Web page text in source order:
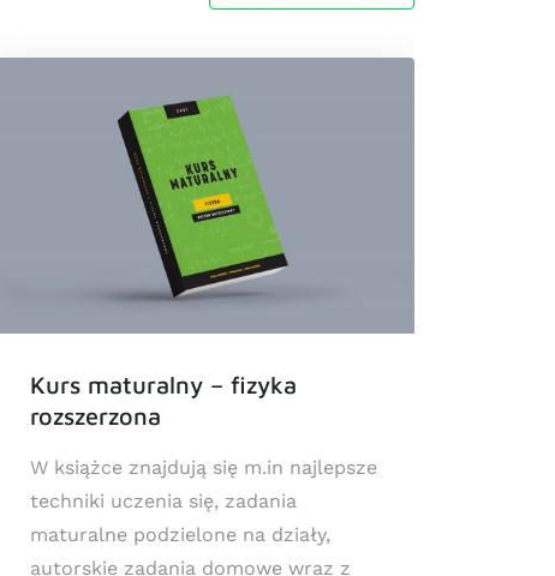
Kurs maturalny – fizyka
rozszerzona
W książce znajdują się m.in najlepsze
techniki uczenia się, zadania
maturalne podzielone na działy,
autorskie zadania domowe wraz z